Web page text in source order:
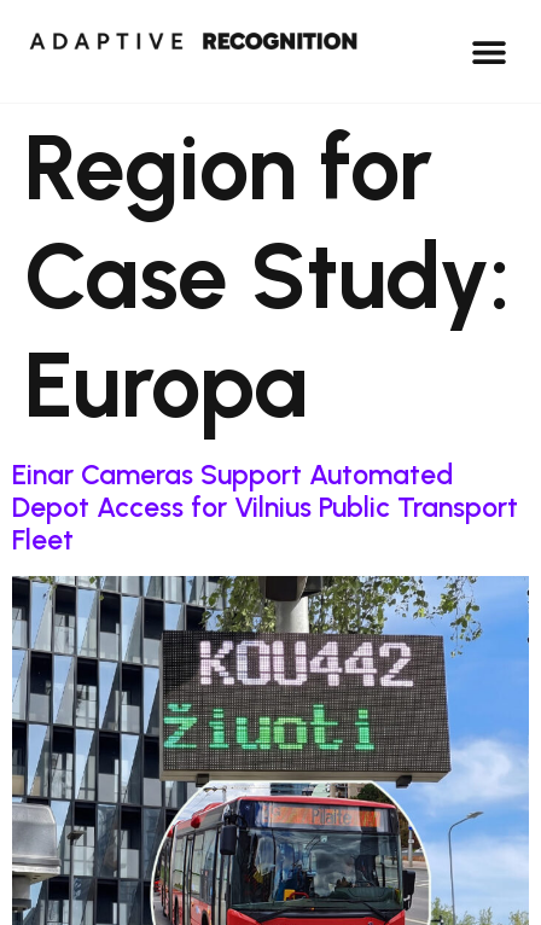
Region for
Case Study:
Europa
Einar Cameras Support Automated
Depot Access for Vilnius Public Transport
Fleet